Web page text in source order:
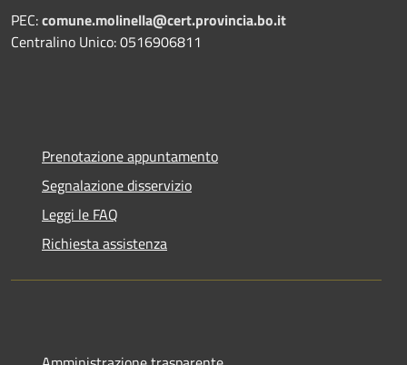
PEC:comune.molinella@cert.provincia.bo.it
Centralino Unico: 0516906811
Prenotazione appuntamento
Segnalazione disservizio
Leggi le FAQ
Richiesta assistenza